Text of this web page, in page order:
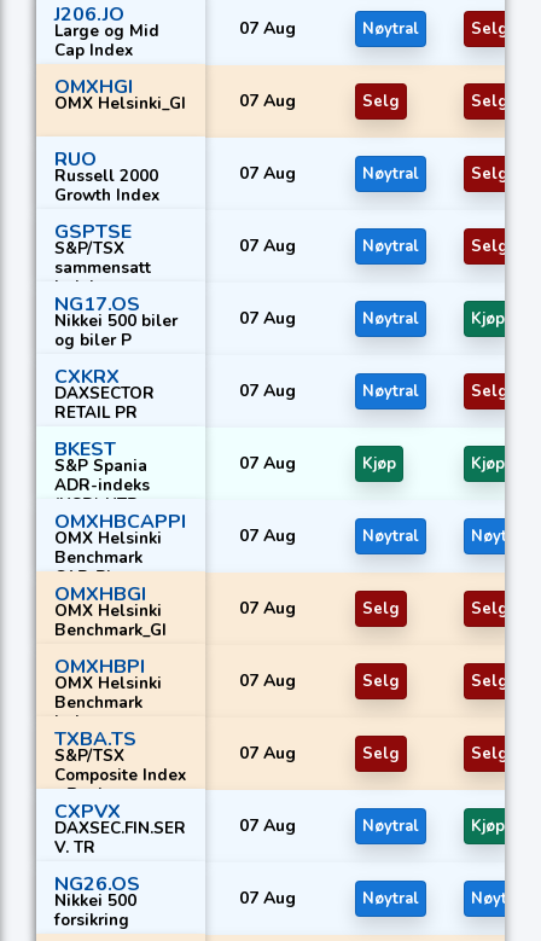
J206.JO
Large og Mid
Cap Index
07 Aug Nøytral Selg
OMXHGI
OMX Helsinki_GI 07 Aug Selg Selg
RUO
Russell 2000
Growth Index
07 Aug Nøytral Selg
GSPTSE
S&P/TSX
sammensatt
indeks
07 Aug Nøytral Selg
NG17.OS
Nikkei 500 biler
og biler P
07 Aug Nøytral Kjøp
CXKRX
DAXSECTOR
RETAIL PR
07 Aug Nøytral Selg
BKEST
S&P Spania
ADR-indeks
(USD) NTR
07 Aug Kjøp Kjøp
OMXHBCAPPI
OMX Helsinki
Benchmark
CAP_PI
07 Aug Nøytral Nøytral
OMXHBGI
OMX Helsinki
Benchmark_GI
07 Aug Selg Selg
OMXHBPI
OMX Helsinki
Benchmark
Index
07 Aug Selg Selg
TXBA.TS
S&P/TSX
Composite Index
- Banker
07 Aug Selg Selg
CXPVX
DAXSEC.FIN.SER
V. TR
07 Aug Nøytral Kjøp
NG26.OS
Nikkei 500
forsikring
07 Aug Nøytral Nøytral